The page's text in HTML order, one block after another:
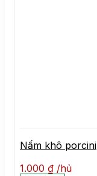
Nấm khô porcini
1.000 ₫ hủ